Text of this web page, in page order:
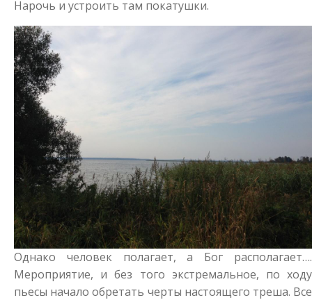
Нарочь и устроить там покатушки.
Однако человек полагает, а Бог располагает….
Мероприятие, и без того экстремальное, по ходу
пьесы начало обретать черты настоящего треша. Все